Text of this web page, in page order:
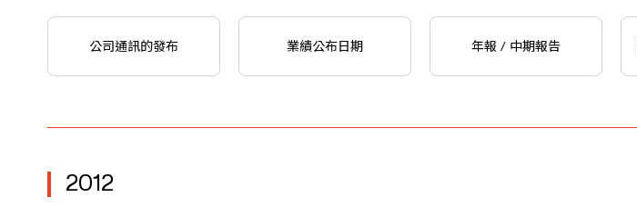
公司通訊的發布 業績公布日期 年報 / 中期報告
2012